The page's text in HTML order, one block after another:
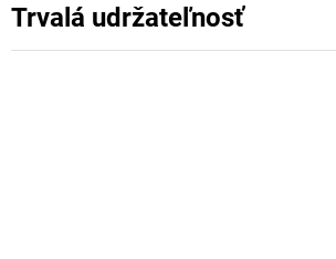
Trvalá udržateľnosť